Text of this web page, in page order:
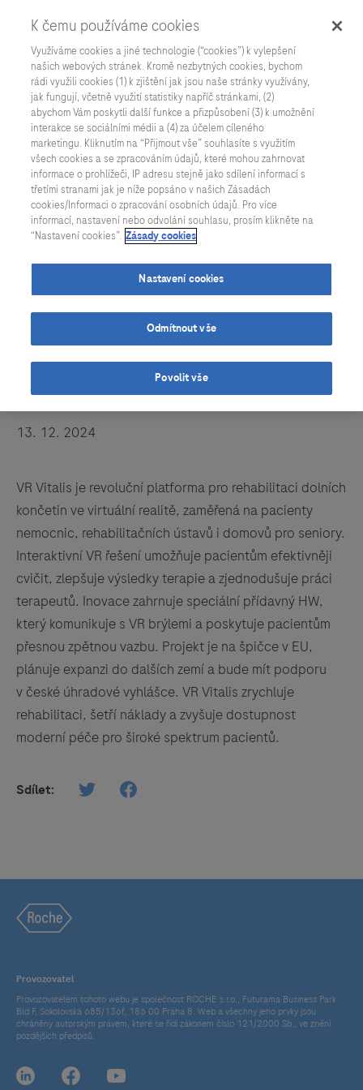
Všechny aktuality
2. místo – VR VITALIS
13. 12. 2024
VR Vitalis je revoluční platforma pro rehabilitaci dolních
končetin ve virtuální realitě, zaměřená na pacienty
nemocnic, rehabilitačních ústavů i domovů pro seniory.
Interaktivní VR řešení umožňuje pacientům efektivněji
cvičit, zlepšuje výsledky terapie a zjednodušuje práci
terapeutů. Inovace zahrnuje speciální přídavný HW,
který komunikuje s VR brýlemi a poskytuje pacientům
přesnou zpětnou vazbu. Projekt je na špičce v EU,
plánuje expanzi do dalších zemí a bude mít podporu
v české úhradové vyhlášce. VR Vitalis zrychluje
rehabilitaci, šetří náklady a zvyšuje dostupnost
moderní péče pro široké spektrum pacientů.
Sdílet:
Provozovatel
Provozovatelem tohoto webu je společnost ROCHE s.r.o., Futurama Business Park
Bld F, Sokolovská 685/136f, 186 00 Praha 8. Web a všechny jeho prvky jsou
chráněny autorským právem, které se řídí zákonem číslo 121/2000 Sb., ve znění
pozdějších předpisů.
K čemu používáme cookies
Využíváme cookies a jiné technologie (“cookies”) k vylepšení
našich webových stránek. Kromě nezbytných cookies, bychom
rádi využili cookies (1) k zjištění jak jsou naše stránky využívány,
jak fungují, včetně využití statistiky napříč stránkami, (2)
abychom Vám poskytli další funkce a přizpůsobení (3) k umožnění
interakce se sociálními médii a (4) za účelem cíleného
marketingu. Kliknutím na “Přijmout vše” souhlasíte s využitím
všech cookies a se zpracováním údajů, které mohou zahrnovat
informace o prohlížeči, IP adresu stejně jako sdílení informací s
třetími stranami jak je níže popsáno v našich Zásadách
cookies/Informaci o zpracování osobních údajů. Pro více
informací, nastavení nebo odvolání souhlasu, prosím klikněte na
“Nastavení cookies”. Zásady cookies
Nastavení cookies
Odmítnout vše
Povolit vše